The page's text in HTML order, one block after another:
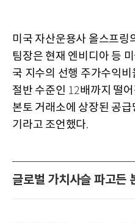
미국 자산운용사 올스프링
팀장은 현재 엔비디아 등
국 지수의 선행 주가수익비
절반 수준인 12배까지 떨
본토 거래소에 상장된 공
기라고 조언했다.
글로벌 가치사슬 파고든